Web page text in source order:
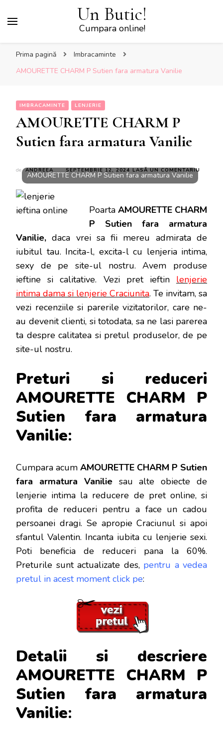
Un Butic!
Cumpara online!
Prima pagină
Imbracaminte
AMOURETTE CHARM P Sutien fara armatura Vanilie
IMBRACAMINTE LENJERIE
AMOURETTE CHARM P
Sutien fara armatura Vanilie
de ANDREEA SEPTEMBRIE 12, 2024 LASĂ UN COMENTARIU
SUTIEN
FARA
AMOURETTE CHARM P Sutien fara armatura Vanilie
Poarta AMOURETTE CHARM
P Sutien fara armatura
Vanilie, daca vrei sa fii mereu admirata de
iubitul tau. Incita-l, excita-l cu lenjeria intima,
sexy de pe site-ul nostru. Avem produse
ieftine si calitative. Vezi pret ieftin lenjerie
intima dama si lenjerie Craciunita. Te invitam, sa
vezi recenziile si parerile vizitatorilor, care ne-
au devenit clienti, si totodata, sa ne lasi parerea
ta despre calitatea si pretul produselor, de pe
site-ul nostru.
Preturi si reduceri
AMOURETTE CHARM P
Sutien fara armatura
Vanilie:
Cumpara acum AMOURETTE CHARM P Sutien
fara armatura Vaniliesau alte obiecte de
lenjerie intima la reducere de pret online, si
profita de reduceri pentru a face un cadou
persoanei dragi. Se apropie Craciunul si apoi
sfantul Valentin. Incanta iubita cu lenjerie sexi.
Poti beneficia de reduceri pana la 60%.
Preturile sunt actualizate des, pentru a vedea
pretul in acest moment click pe:
Detalii si descriere
AMOURETTE CHARM P
Sutien fara armatura
Vanilie: